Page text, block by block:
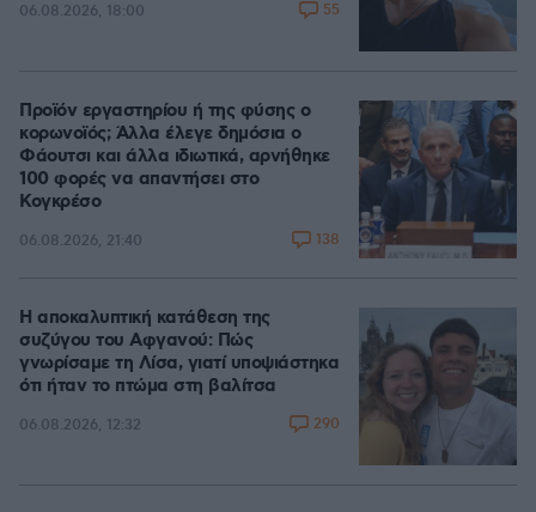
06.08.2026, 18:00 55
Προϊόν εργαστηρίου ή της φύσης ο
κορωνοϊός; Άλλα έλεγε δημόσια ο
Φάουτσι και άλλα ιδιωτικά, αρνήθηκε
100 φορές να απαντήσει στο
Κογκρέσο
06.08.2026, 21:40 138
Η αποκαλυπτική κατάθεση της
συζύγου του Αφγανού: Πώς
γνωρίσαμε τη Λίσα, γιατί υποψιάστηκα
ότι ήταν το πτώμα στη βαλίτσα
06.08.2026, 12:32 290